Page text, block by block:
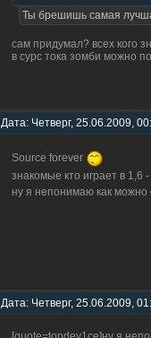
Ты брешишь самая
сам придумал? всех кого
в сурс тока зомби можно
Дата: Четверг, 25.06.2009,
Source forever
знакомые кто играет в
ну я непонимаю как
Дата: Четверг, 25.06.2009,